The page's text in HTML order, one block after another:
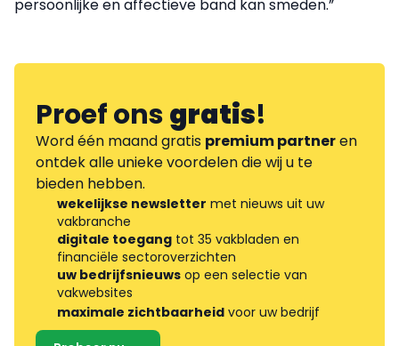
persoonlijke en affectieve band kan smeden.”
Proef onsgratis!
Word één maand gratis premium partneren
ontdek alle unieke voordelen die wij u te
bieden hebben.
wekelijkse newsletter met nieuws uit uw
vakbranche
digitale toegang tot 35 vakbladen en
financiële sectoroverzichten
uw bedrijfsnieuws op een selectie van
vakwebsites
maximale zichtbaarheid voor uw bedrijf